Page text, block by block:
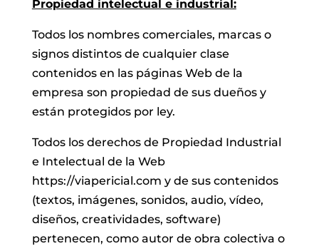
Propiedad intelectual e industrial:
Todos los nombres comerciales, marcas o
signos distintos de cualquier clase
contenidos en las páginas Web de la
empresa son propiedad de sus dueños y
están protegidos por ley.
Todos los derechos de Propiedad Industrial
e Intelectual de la Web
https://viapericial.com y de sus contenidos
(textos, imágenes, sonidos, audio, vídeo,
diseños, creatividades, software)
pertenecen, como autor de obra colectiva o